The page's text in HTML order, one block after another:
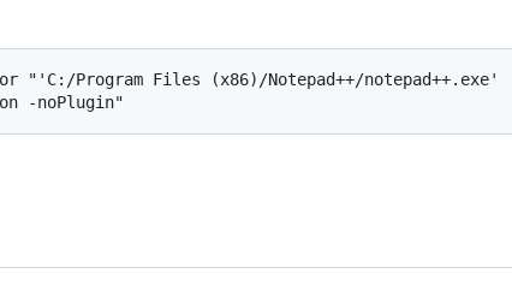
Program Files (x86)/Notepad++/notepad++.exe'